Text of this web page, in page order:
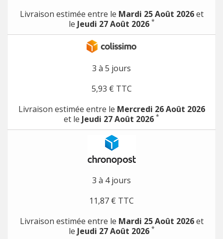
Livraison estimée entre le Mardi 25 Août 2026et
le Jeudi 27 Août 2026 *
3 à 5 jours
5,93 € TTC
Livraison estimée entre le Mercredi 26 Août 2026
et le Jeudi 27 Août 2026 *
3 à 4 jours
11,87 € TTC
Livraison estimée entre le Mardi 25 Août 2026et
le Jeudi 27 Août 2026 *